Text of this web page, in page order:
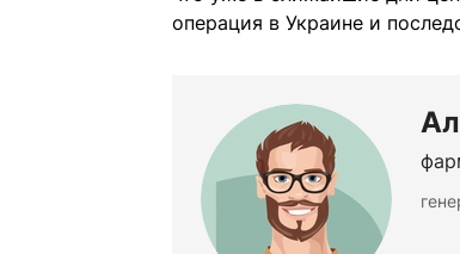
операция в Украине и